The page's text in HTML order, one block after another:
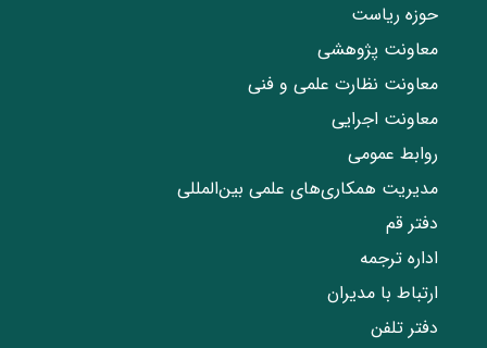
حوزه ریاست
معاونت پژوهشی
معاونت نظارت علمی و فنی
معاونت اجرایی
روابط عمومی
مدیریت همکاری‌های علمی بین‌المللی
دفتر قم
اداره ترجمه
ارتباط با مدیران
دفتر تلفن